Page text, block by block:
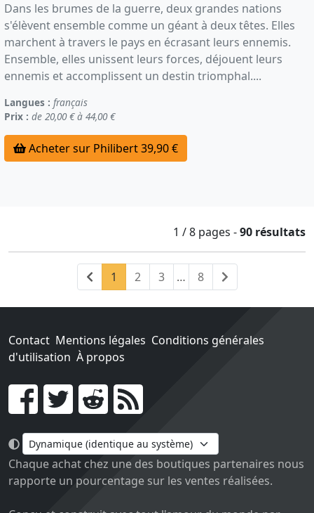
Dans les brumes de la guerre, deux grandes nations
s'élèvent ensemble comme un géant à deux têtes. Elles
marchent à travers le pays en écrasant leurs ennemis.
Ensemble, elles unissent leurs forces, déjouent leurs
ennemis et accomplissent un destin triomphal....
Langues : français
Prix : de 20,00 € à 44,00 €
Acheter sur Philibert 39,90 €
1 / 8 pages -90 résultats
Précédent
1 (current)
2 3 … 8 Suivant
Contact Mentions légales Conditions générales
d'utilisation À propos
Go !
Chaque achat chez une des boutiques partenaires nous
rapporte un pourcentage sur les ventes réalisées.